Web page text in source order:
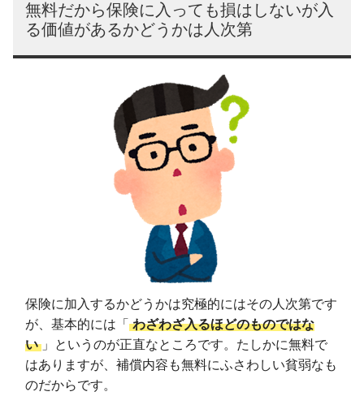
無料だから保険に入っても損はしないが入
る価値があるかどうかは人次第
保険に加入するかどうかは究極的にはその人次第です
が、基本的には「 わざわざ入るほどのものではな
い 」というのが正直なところです。たしかに無料で
はありますが、補償内容も無料にふさわしい貧弱なも
のだからです。